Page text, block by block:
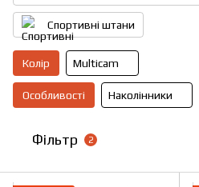
Спортивні штани
Колір Multicam
Особливості Наколінники
Фільтр 2